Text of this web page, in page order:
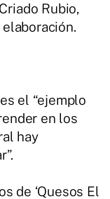
Rubio,
el “ejemplo
en los
hay
de ‘Quesos El